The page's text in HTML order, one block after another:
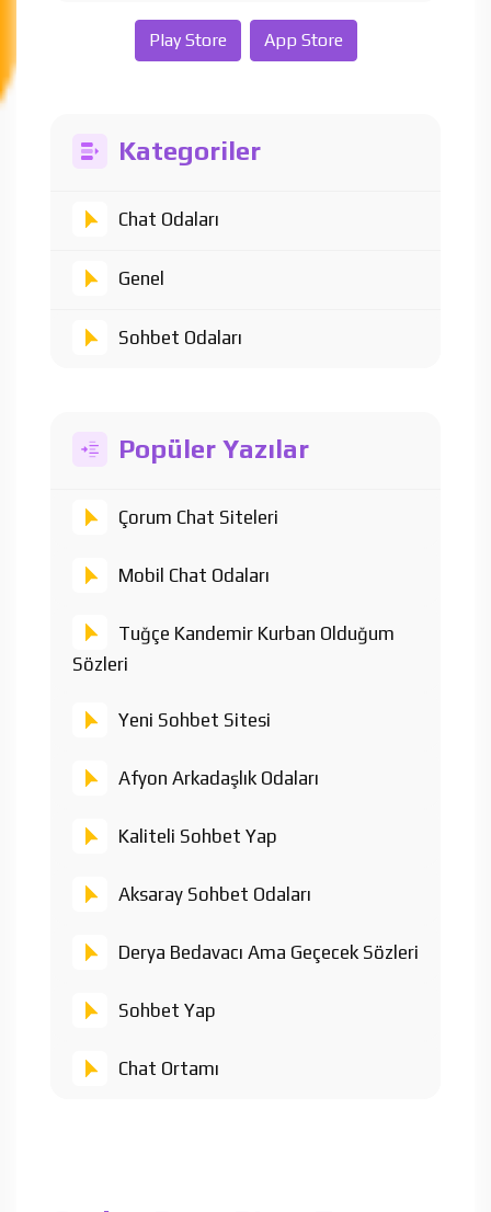
Play Store App Store
Kategoriler
Chat Odaları
Genel
Sohbet Odaları
Popüler Yazılar
Çorum Chat Siteleri
Mobil Chat Odaları
Tuğçe Kandemir Kurban Olduğum
Sözleri
Yeni Sohbet Sitesi
Afyon Arkadaşlık Odaları
Kaliteli Sohbet Yap
Aksaray Sohbet Odaları
Derya Bedavacı Ama Geçecek Sözleri
Sohbet Yap
Chat Ortamı